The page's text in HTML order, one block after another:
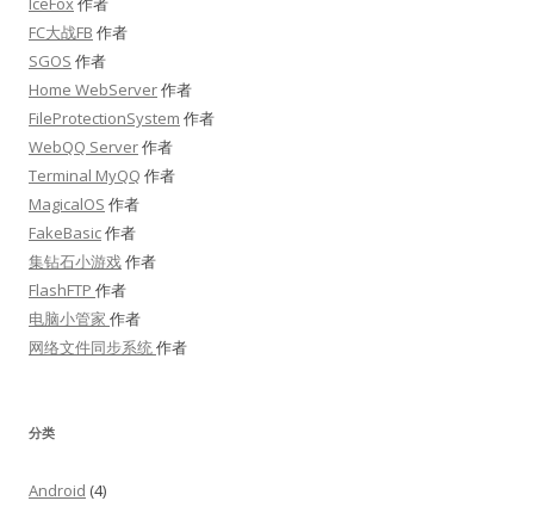
FC大战FB 作者
SGOS 作者
Home WebServer作者
FileProtectionSystem 作者
WebQQ Server作者
Terminal MyQQ 作者
MagicalOS 作者
FakeBasic作者
集钻石小游戏作者
FlashFTP 作者
电脑小管家 作者
网络文件同步系统作者
分类
Android (4)